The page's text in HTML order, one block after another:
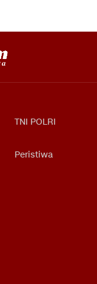
TNI POLRI
Peristiwa